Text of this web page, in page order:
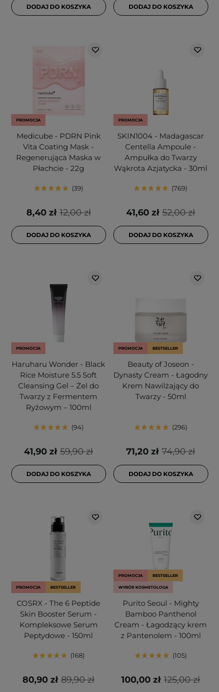
DODAJ DO KOSZYKA DODAJ DO KOSZYKA
PROMOCJA
Medicube - PDRN Pink
Vita Coating Mask -
Regenerująca Maska w
Płachcie - 22g
39
12,00 zł
8,40 zł
DODAJ DO KOSZYKA
PROMOCJA
SKIN1004 - Madagascar
Centella Ampoule -
Ampułka do Twarzy
Wąkrota Azjatycka - 30ml
769
52,00 zł
41,60 zł
DODAJ DO KOSZYKA
PROMOCJA
Haruharu Wonder - Black
Rice Moisture 5.5 Soft
Cleansing Gel – Żel do
Twarzy z Fermentem
Ryżowym – 100ml
94
59,90 zł
41,90 zł
DODAJ DO KOSZYKA
PROMOCJA BESTSELLER
Beauty of Joseon -
Dynasty Cream - Łagodny
Krem Nawilżający do
Twarzy - 50ml
296
74,90 zł
71,20 zł
DODAJ DO KOSZYKA
PROMOCJA BESTSELLER
COSRX - The 6 Peptide
Skin Booster Serum -
Kompleksowe Serum
Peptydowe - 150ml
168
89,90 zł
80,90 zł
PROMOCJA BESTSELLER
WYBÓR KOSMETOLOGA
Purito Seoul - Mighty
Bamboo Panthenol
Cream - Łagodzący krem
z Pantenolem - 100ml
105
125,00 zł
100,00 zł